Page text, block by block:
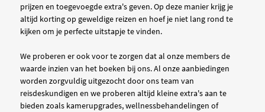
prijzen en toegevoegde extra's geven. Op deze manier krijg je
altijd korting op geweldige reizen en hoef je niet lang rond te
kijken om je perfecte uitstapje te vinden.
We proberen er ook voor te zorgen dat al onze members de
waarde inzien van het boeken bij ons. Al onze aanbiedingen
worden zorgvuldig uitgezocht door ons team van
reisdeskundigen en we proberen altijd kleine extra's aan te
bieden zoals kamerupgrades, wellnessbehandelingen of